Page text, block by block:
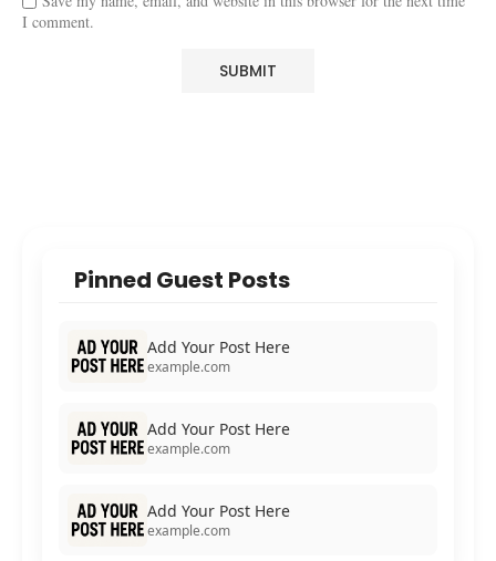
I comment.
Pinned Guest Posts
Add Your Post Here
example.com
Add Your Post Here
example.com
Add Your Post Here
example.com